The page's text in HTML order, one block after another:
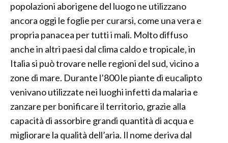
popolazioni aborigene del luogo ne utilizzano
ancora oggi le foglie per curarsi, come una vera e
propria panacea per tutti i mali. Molto diffuso
anche in altri paesi dal clima caldo e tropicale, in
Italia si può trovare nelle regioni del sud, vicino a
zone di mare. Durante l’800 le piante di eucalipto
venivano utilizzate nei luoghi infetti da malaria e
zanzare per bonificare il territorio, grazie alla
capacità di assorbire grandi quantità di acqua e
migliorare la qualità dell’aria. Il nome deriva dal